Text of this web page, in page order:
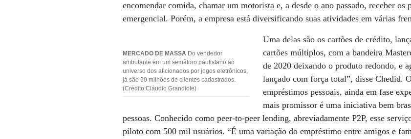
encomendar comida, chamar um motorista e, a desde o ano passado, receber os
emergencial. Porém, a empresa está diversificando suas atividades em várias
MERCADO DE MASSA Do vendedor
ambulante em um semáforo paulistano ao
universo dos aficionados por jogos eletrônicos,
já são 50 milhões de clientes cadastrados.
(Crédito:Cláudio Grandiole)
Uma delas são os cartões de crédito,
cartões múltiplos, com a bandeira
de 2020 deixando o produto redondo, e
lançado com força total”, disse Chedid.
empréstimos pessoais, ainda em fase
mais promissor é uma iniciativa bem
pessoas. Conhecido como peer-to-peer lending, abreviadamente P2P, esse
piloto com 500 mil usuários. “É uma variação do empréstimo entre amigos e